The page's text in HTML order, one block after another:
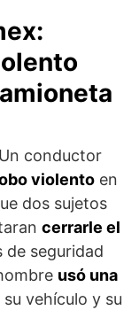
conductor
violento en
dos sujetos
cerrarle el
de seguridad
usó una
vehículo y su